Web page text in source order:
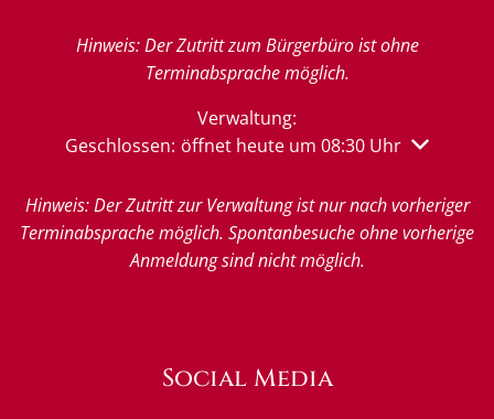
Hinweis: Der Zutritt zum Bürgerbüro ist ohne
Terminabsprache möglich.
Verwaltung:
Klicken, um weitere Öffnungs- oder Schließzeiten
Geschlossen: öffnet heute um 08:30 Uhr
Hinweis: Der Zutritt zur Verwaltung ist nur nach vorheriger
Terminabsprache möglich. Spontanbesuche ohne vorherige
Anmeldung sind nicht möglich.
Social Media